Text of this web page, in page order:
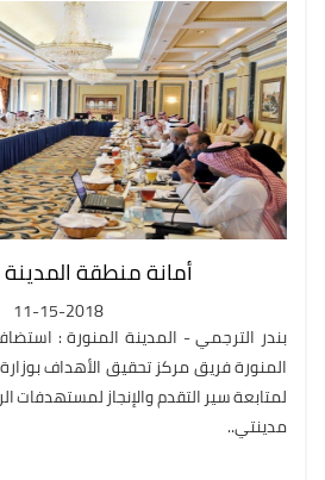
أمانة منطقة المدينة
11-15-2018
بندر الترجمي - المدينة المنورة :
المنورة فريق مركز تحقيق الأهداف
لمتابعة سير التقدم والإنجاز لمستهدفات
مدينتي..